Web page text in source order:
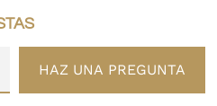
HAZ UNA PREGUNTA